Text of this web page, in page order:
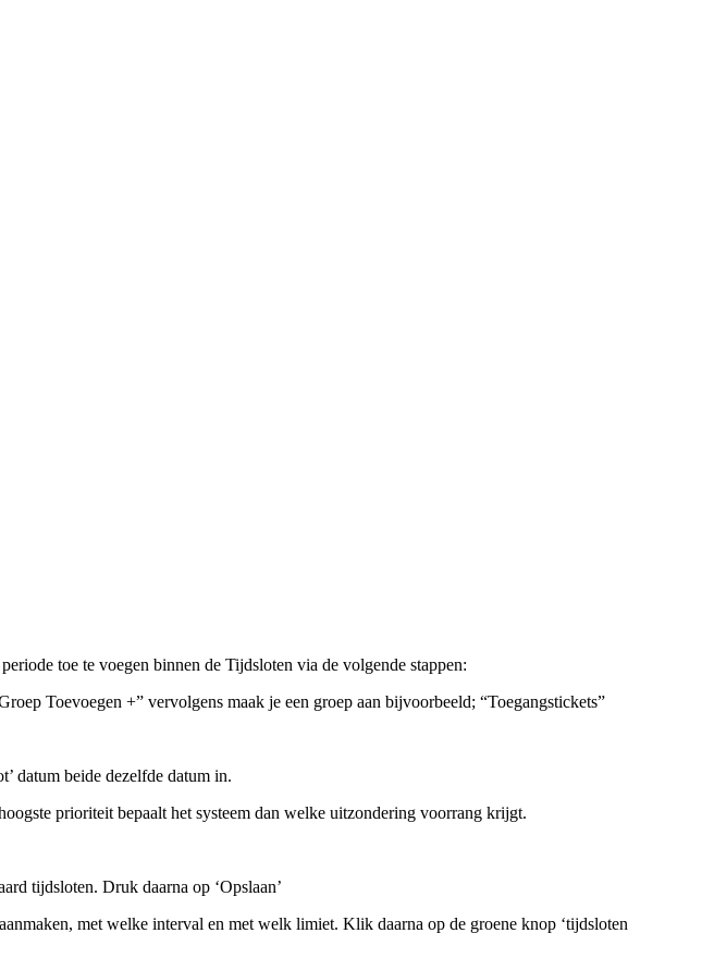
toe te voegen binnen de Tijdsloten via de volgende stappen:
Toevoegen +” vervolgens maak je een groep aan bijvoorbeeld; “Toegangstickets”
datum beide dezelfde datum in.
prioriteit bepaalt het systeem dan welke uitzondering voorrang krijgt.
tijdsloten. Druk daarna op ‘Opslaan’
met welke interval en met welk limiet. Klik daarna op de groene knop ‘tijdsloten